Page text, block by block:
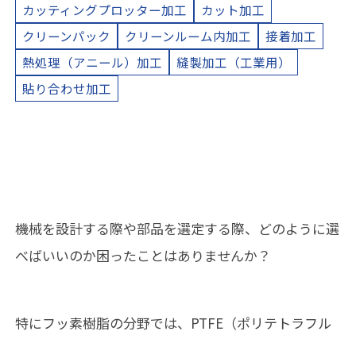
カッティングプロッター加工
カット加工
クリーンパック
クリーンルーム内加工
接着加工
熱処理（アニール）加工
縫製加工（工業用）
貼り合わせ加工
機械を設計する際や部品を選定する際、どのように選
べばいいのか困ったことはありませんか？
特にフッ素樹脂の分野では、PTFE（ポリテトラフル